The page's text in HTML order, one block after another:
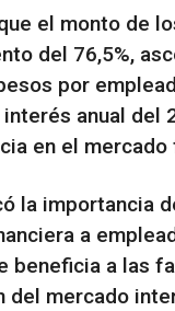
el monto de
del 76,5%,
por
anual del
en el mercado
la importancia
a
beneficia a las
del mercado